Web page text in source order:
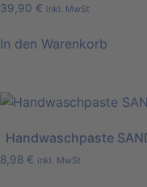
39,90 € inkl. MwSt
In den Warenkorb
Handwaschpaste
8,98 € inkl. MwSt